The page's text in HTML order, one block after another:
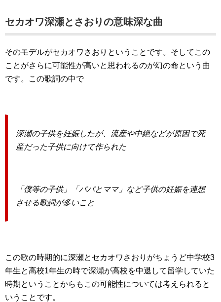
セカオワ深瀬とさおりの意味深な曲
そのモデルがセカオワさおりということです。そしてこの
ことがさらに可能性が高いと思われるのが幻の命という曲
です。この歌詞の中で
深瀬の子供を妊娠したが、流産や中絶などが原因で死
産だった子供に向けて作られた
「僕等の子供」「パパとママ」など子供の妊娠を連想
させる歌詞が多いこと
この歌の時期的に深瀬とセカオワさおりがちょうど中学校3
年生と高校1年生の時で深瀬が高校を中退して留学していた
時期ということからもこの可能性については考えられると
いうことです。